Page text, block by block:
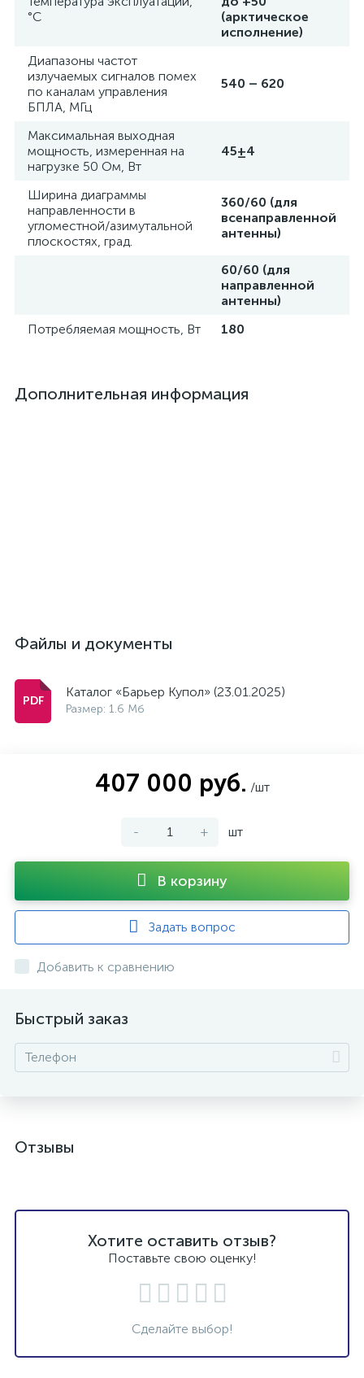
°C
(арктическое
исполнение)
Диапазоны частот
излучаемых сигналов помех
по каналам управления
БПЛА, МГц
540 – 620
Максимальная выходная
мощность, измеренная на
нагрузке 50 Ом, Вт
45±4
Ширина диаграммы
направленности в
угломестной/азимутальной
плоскостях, град.
360/60 (для
всенаправленной
антенны)
60/60 (для
направленной
антенны)
Потребляемая мощность, Вт
180
Дополнительная информация
Файлы и документы
Каталог «Барьер Купол» (23.01.2025)
Размер: 1.6 Мб
407 000 руб. /шт
- + шт
В корзину
Задать вопрос
Добавить к сравнению
Быстрый заказ
Отзывы
Хотите оставить отзыв?
Поставьте свою оценку!
Сделайте выбор!